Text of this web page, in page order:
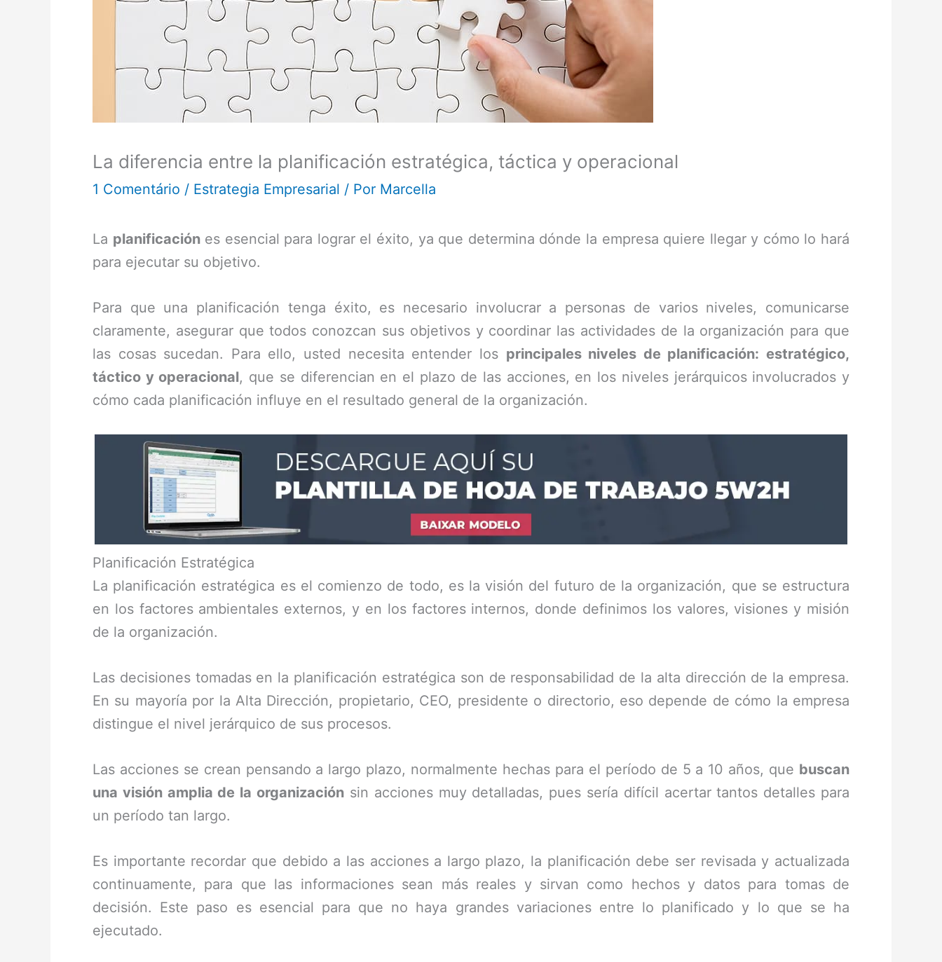
La diferencia entre la planificación estratégica, táctica y operacional
1 Comentário / Estrategia Empresarial / Por Marcella
La planificaciónes esencial para lograr el éxito, ya que determina dónde la empresa quiere llegar y cómo lo hará
para ejecutar su objetivo.
Para que una planificación tenga éxito, es necesario involucrar a personas de varios niveles, comunicarse
claramente, asegurar que todos conozcan sus objetivos y coordinar las actividades de la organización para que
las cosas sucedan. Para ello, usted necesita entender los principales niveles de planificación: estratégico,
táctico y operacional, que se diferencian en el plazo de las acciones, en los niveles jerárquicos involucrados y
cómo cada planificación influye en el resultado general de la organización.
Planificación Estratégica
La planificación estratégica es el comienzo de todo, es la visión del futuro de la organización, que se estructura
en los factores ambientales externos, y en los factores internos, donde definimos los valores, visiones y misión
de la organización.
Las decisiones tomadas en la planificación estratégica son de responsabilidad de la alta dirección de la empresa.
En su mayoría por la Alta Dirección, propietario, CEO, presidente o directorio, eso depende de cómo la empresa
distingue el nivel jerárquico de sus procesos.
Las acciones se crean pensando a largo plazo, normalmente hechas para el período de 5 a 10 años, que buscan
una visión amplia de la organización sin acciones muy detalladas, pues sería difícil acertar tantos detalles para
un período tan largo.
Es importante recordar que debido a las acciones a largo plazo, la planificación debe ser revisada y actualizada
continuamente, para que las informaciones sean más reales y sirvan como hechos y datos para tomas de
decisión. Este paso es esencial para que no haya grandes variaciones entre lo planificado y lo que se ha
ejecutado.